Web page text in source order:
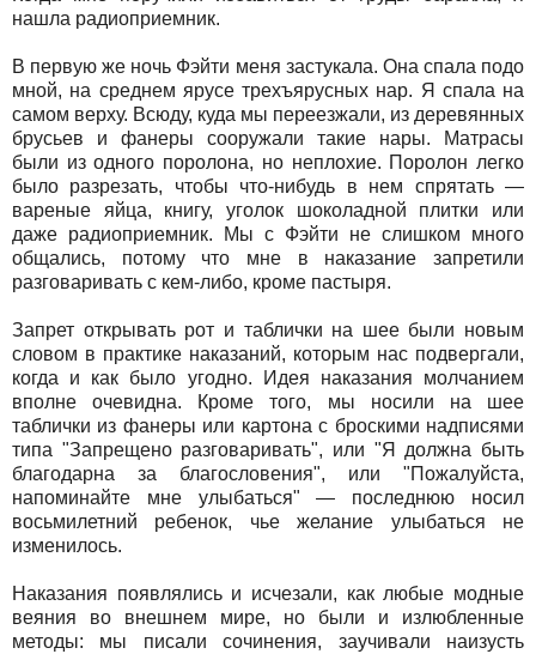
нашла радиоприемник.
В первую же ночь Фэйти меня застукала. Она спала подо
мной, на среднем ярусе трехъярусных нар. Я спала на
самом верху. Всюду, куда мы переезжали, из деревянных
брусьев и фанеры сооружали такие нары. Матрасы
были из одного поролона, но неплохие. Поролон легко
было разрезать, чтобы что-нибудь в нем спрятать —
вареные яйца, книгу, уголок шоколадной плитки или
даже радиоприемник. Мы с Фэйти не слишком много
общались, потому что мне в наказание запретили
разговаривать с кем-либо, кроме пастыря.
Запрет открывать рот и таблички на шее были новым
словом в практике наказаний, которым нас подвергали,
когда и как было угодно. Идея наказания молчанием
вполне очевидна. Кроме того, мы носили на шее
таблички из фанеры или картона с броскими надписями
типа "Запрещено разговаривать", или "Я должна быть
благодарна за благословения", или "Пожалуйста,
напоминайте мне улыбаться" — последнюю носил
восьмилетний ребенок, чье желание улыбаться не
изменилось.
Наказания появлялись и исчезали, как любые модные
веяния во внешнем мире, но были и излюбленные
методы: мы писали сочинения, заучивали наизусть